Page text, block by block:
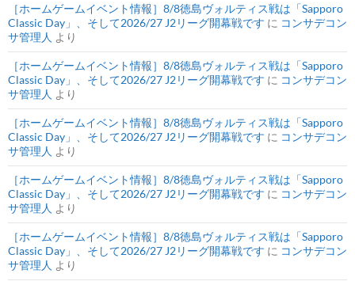
［ホームゲームイベント情報］8/8徳島ヴォルティス戦は「Sapporo
Classic Day」、そして2026/27 J2リーグ開幕戦です に コンサデコン
サ管理人 より
［ホームゲームイベント情報］8/8徳島ヴォルティス戦は「Sapporo
Classic Day」、そして2026/27 J2リーグ開幕戦です に コンサデコン
サ管理人 より
［ホームゲームイベント情報］8/8徳島ヴォルティス戦は「Sapporo
Classic Day」、そして2026/27 J2リーグ開幕戦です に コンサデコン
サ管理人 より
［ホームゲームイベント情報］8/8徳島ヴォルティス戦は「Sapporo
Classic Day」、そして2026/27 J2リーグ開幕戦です に コンサデコン
サ管理人 より
［ホームゲームイベント情報］8/8徳島ヴォルティス戦は「Sapporo
Classic Day」、そして2026/27 J2リーグ開幕戦です に コンサデコン
サ管理人 より